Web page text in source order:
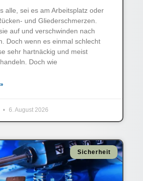
alle, sei es am Arbeitsplatz oder
und Gliederschmerzen.
auf und verschwinden nach
Doch wenn es einmal schlecht
sehr hartnäckig und meist
Doch wie
6. August 2026
Sicherheit